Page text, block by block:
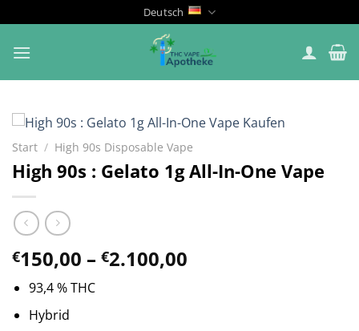
Inhalt
springen
Deutsch
Start / High 90s Disposable Vape
High 90s : Gelato 1g All-In-One Vape
€150,00 – €2.100,00
93,4 % THC
Hybrid